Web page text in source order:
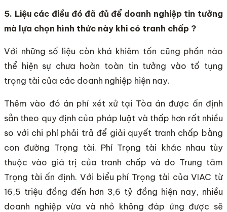
5. Liệu các điều đó đã đủ để doanh nghiệp tin tưởng
mà lựa chọn hình thức này khi có tranh chấp ?
Với những số liệu còn khá khiêm tốn cũng phần nào
thể hiện sự chưa hoàn toàn tin tưởng vào tố tụng
trọng tài của các doanh nghiệp hiện nay.
Thêm vào đó án phí xét xử tại Tòa án được ấn định
sẵn theo quy định của pháp luật và thấp hơn rất nhiều
so với chi phí phải trả để giải quyết tranh chấp bằng
con đường Trọng tài. Phí Trọng tài khác nhau tùy
thuộc vào giá trị của tranh chấp và do Trung tâm
Trọng tài ấn định. Với biểu phí Trọng tài của VIAC từ
16,5 triệu đồng đến hơn 3,6 tỷ đồng hiện nay, nhiều
doanh nghiệp vừa và nhỏ không đáp ứng được sẽ